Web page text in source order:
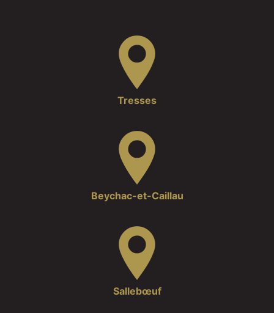
Tresses
Beychac-et-Caillau
Sallebœuf